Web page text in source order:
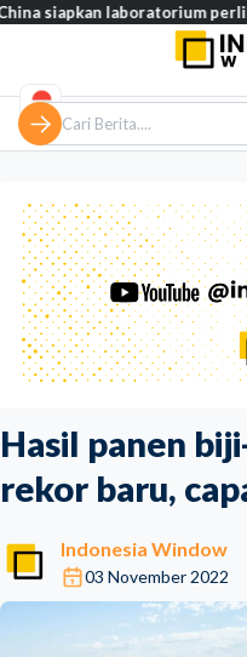
Hasil panen
rekor baru,
Indonesia Window
03 November 2022
laboratorium perlindungan